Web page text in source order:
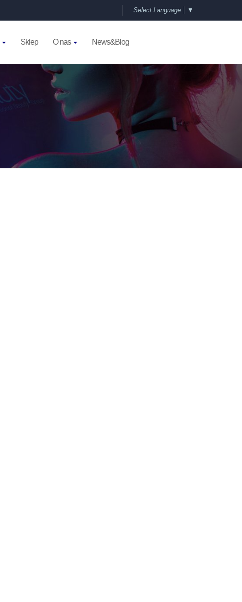
Select Language ▼
Sklep O nas News&Blog